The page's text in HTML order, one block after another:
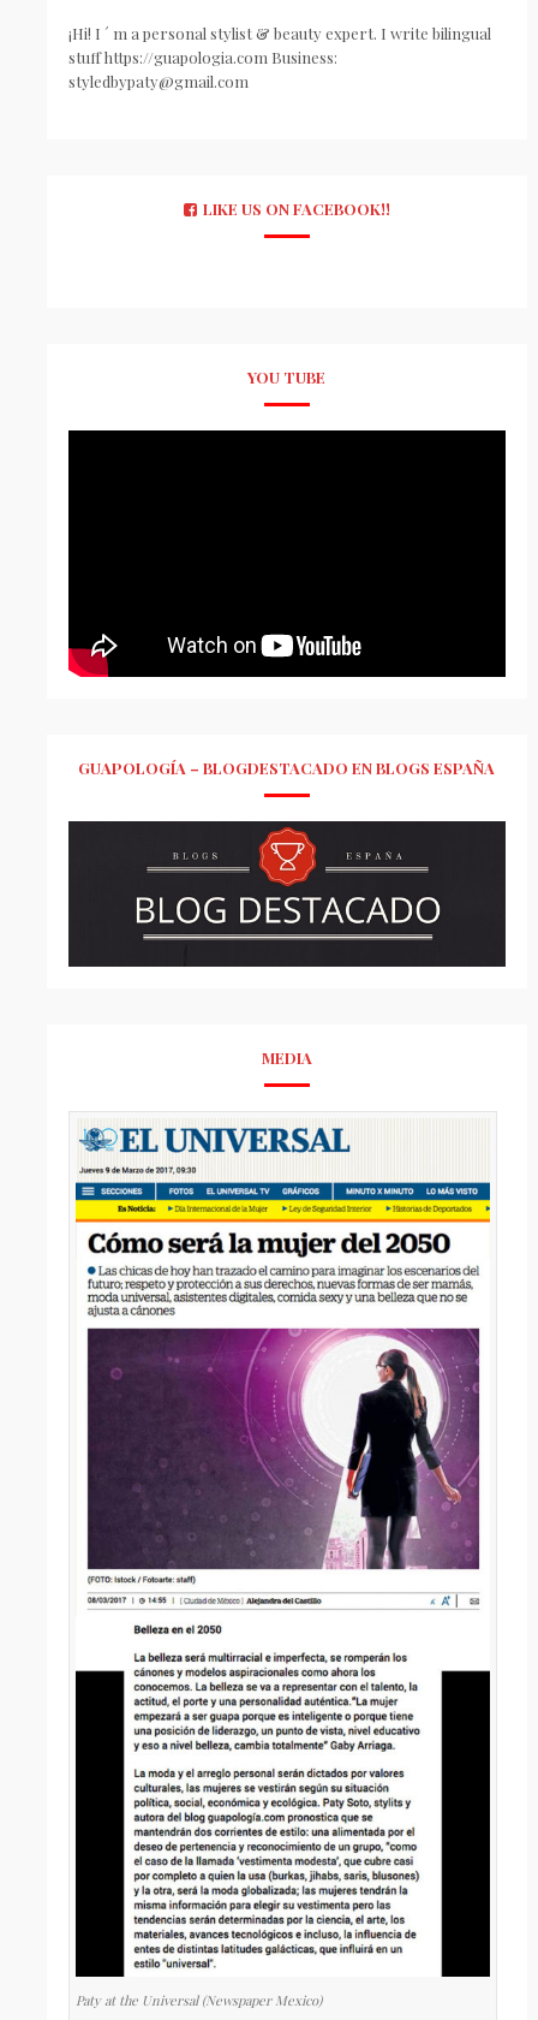
¡Hi! I ´ m a personal stylist & beauty expert. I write bilingual
stuff https://guapologia.com Business:
styledbypaty@gmail.com
LIKE US ON FACEBOOK!!
YOU TUBE
GUAPOLOGÍA – BLOGDESTACADO EN BLOGS ESPAÑA
MEDIA
Paty at the Universal (Newspaper Mexico)